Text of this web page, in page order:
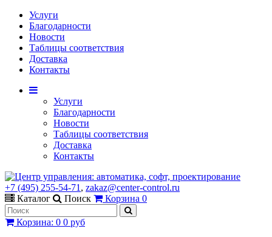
Услуги
Благодарности
Новости
Таблицы соответствия
Доставка
Контакты
Услуги
Благодарности
Новости
Таблицы соответствия
Доставка
Контакты
+7 (495) 255-54-71 , zakaz@center-control.ru
Каталог
Поиск Корзина 0
Корзина: 0 0 руб